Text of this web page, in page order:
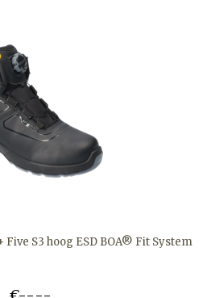
S3 hoog ESD BOA® Fit System